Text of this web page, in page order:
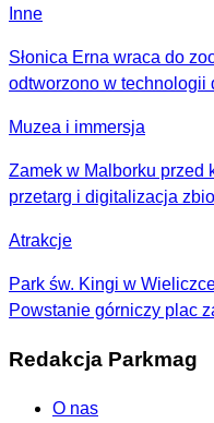
Inne
Słonica Erna wraca do
odtworzono w technologii
Muzea i immersja
Zamek w Malborku przed
przetarg i digitalizacja
Atrakcje
Park św. Kingi w
Powstanie górniczy plac
Redakcja Parkmag
O nas